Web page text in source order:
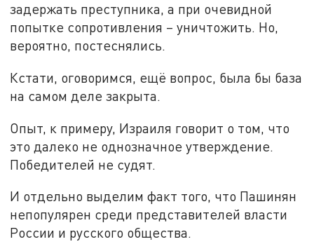
задержать преступника, а при очевидной
попытке сопротивления – уничтожить. Но,
вероятно, постеснялись.
Кстати, оговоримся, ещё вопрос, была бы база
на самом деле закрыта.
Опыт, к примеру, Израиля говорит о том, что
это далеко не однозначное утверждение.
Победителей не судят.
И отдельно выделим факт того, что Пашинян
непопулярен среди представителей власти
России и русского общества.